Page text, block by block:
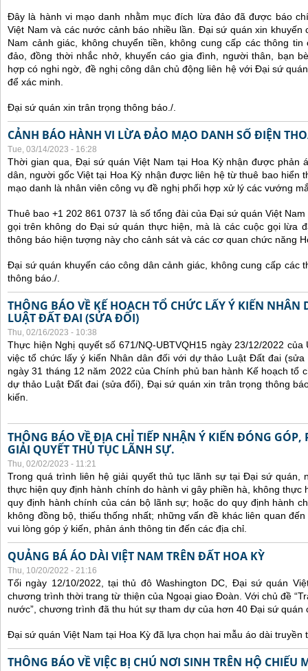
Đây là hành vi mạo danh nhằm mục đích lừa đảo đã được báo
Việt Nam và các nước cảnh báo nhiều lần. Đại sứ quán xin khuyến
Nam cảnh giác, không chuyển tiền, không cung cấp các thông
đảo, đồng thời nhắc nhở, khuyến cáo gia đình, người thân, bạn
hợp có nghi ngờ, đề nghị công dân chủ động liên hệ với Đại sứ
để xác minh.
Đại sứ quán xin trân trọng thông báo./.
CẢNH BÁO HÀNH VI LỪA ĐẢO MẠO DANH SỐ ĐIỆN
Tue, 03/14/2023 - 16:28
Thời gian qua, Đại sứ quán Việt Nam tại Hoa Kỳ nhận được phản
dân, người gốc Việt tại Hoa Kỳ nhận được liên hệ từ thuê bao hiển
mạo danh là nhân viên công vụ đề nghị phối hợp xử lý các vướng
Thuê bao +1 202 861 0737 là số tổng đài của Đại sứ quán Việt
gọi trên không do Đại sứ quán thực hiện, mà là các cuộc gọi lừa
thông báo hiện tượng này cho cảnh sát và các cơ quan chức năng
Đại sứ quán khuyến cáo công dân cảnh giác, không cung cấp các
thông báo./.
THÔNG BÁO VỀ KẾ HOẠCH TỔ CHỨC LẤY Ý KIẾN
LUẬT ĐẤT ĐAI (SỬA ĐỔI)
Thu, 02/16/2023 - 10:38
Thực hiện Nghị quyết số 671/NQ-UBTVQH15 ngày 23/12/2022
việc tổ chức lấy ý kiến Nhân dân đối với dự thảo Luật Đất đai (sửa
ngày 31 tháng 12 năm 2022 của Chính phủ ban hành Kế hoạch tổ
dự thảo Luật Đất đai (sửa đổi), Đại sứ quán xin trân trọng thông
kiến.
THÔNG BÁO VỀ ĐỊA CHỈ TIẾP NHẬN Ý KIẾN ĐÓNG GÓP,
GIẢI QUYẾT THỦ TỤC LÃNH SỰ.
Thu, 02/02/2023 - 11:21
Trong quá trình liên hệ giải quyết thủ tục lãnh sự tại Đại sứ quán,
thực hiện quy định hành chính do hành vi gây phiền hà, không thực
quy định hành chính của cán bộ lãnh sự; hoặc do quy định hành
không đồng bộ, thiếu thống nhất; những vấn đề khác liên quan
vui lòng góp ý kiến, phản ánh thông tin đến các địa chỉ.
QUẢNG BÁ ÁO DÀI VIỆT NAM TRÊN ĐẤT HOA KỲ
Thu, 10/20/2022 - 21:16
Tối ngày 12/10/2022, tại thủ đô Washington DC, Đại sứ quán
chương trình thời trang từ thiện của Ngoại giao Đoàn. Với chủ đề
nước”, chương trình đã thu hút sự tham dự của hơn 40 Đại sứ quán
Đại sứ quán Việt Nam tại Hoa Kỳ đã lựa chọn hai mẫu áo dài truyền
THÔNG BÁO VỀ VIỆC BỊ CHÚ NƠI SINH TRÊN HỘ CHIẾU